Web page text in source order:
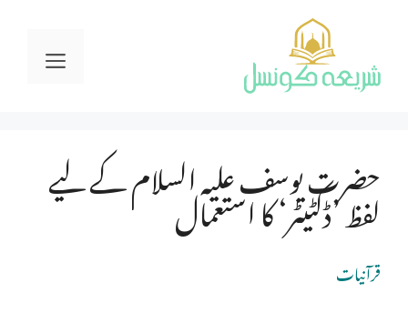
content
حضرت یوسف علیہ السلام کے لیے
لفظ ’ڈکٹیٹر‘ کا استعمال
قرآنیات